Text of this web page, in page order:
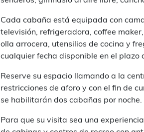
Cada cabaña está equipada con
televisión, refrigeradora, coffee
olla arrocera, utensilios de cocina y
cualquier fecha disponible en el plazo
Reserve su espacio llamando a la
restricciones de aforo y con el fin de
se habilitarán dos cabañas por noche.
Para que su visita sea una